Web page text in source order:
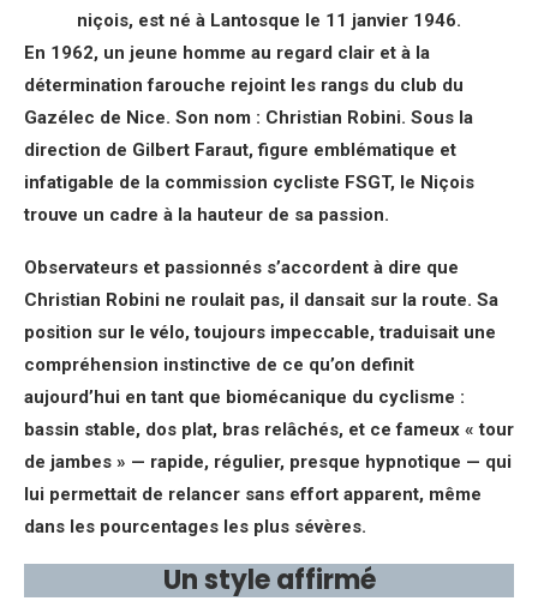
niçois, est né à Lantosque le 11 janvier 1946.
En 1962, un jeune homme au regard clair et à la
détermination farouche rejoint les rangs du club du
Gazélec de Nice. Son nom : Christian Robini. Sous la
direction de Gilbert Faraut, figure emblématique et
infatigable de la commission cycliste FSGT, le Niçois
trouve un cadre à la hauteur de sa passion.
Observateurs et passionnés s’accordent à dire que
Christian Robini ne roulait pas, il dansait sur la route. Sa
position sur le vélo, toujours impeccable, traduisait une
compréhension instinctive de ce qu’on definit
aujourd’hui en tant que biomécanique du cyclisme :
bassin stable, dos plat, bras relâchés, et ce fameux « tour
de jambes » — rapide, régulier, presque hypnotique — qui
lui permettait de relancer sans effort apparent, même
dans les pourcentages les plus sévères.
Un style affirmé